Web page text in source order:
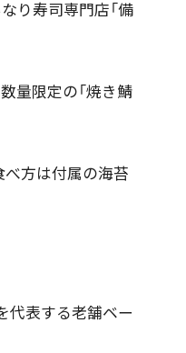
り寿司専門店「備
量限定の「焼き鯖
べ方は付属の海苔
代表する老舗ベー
索